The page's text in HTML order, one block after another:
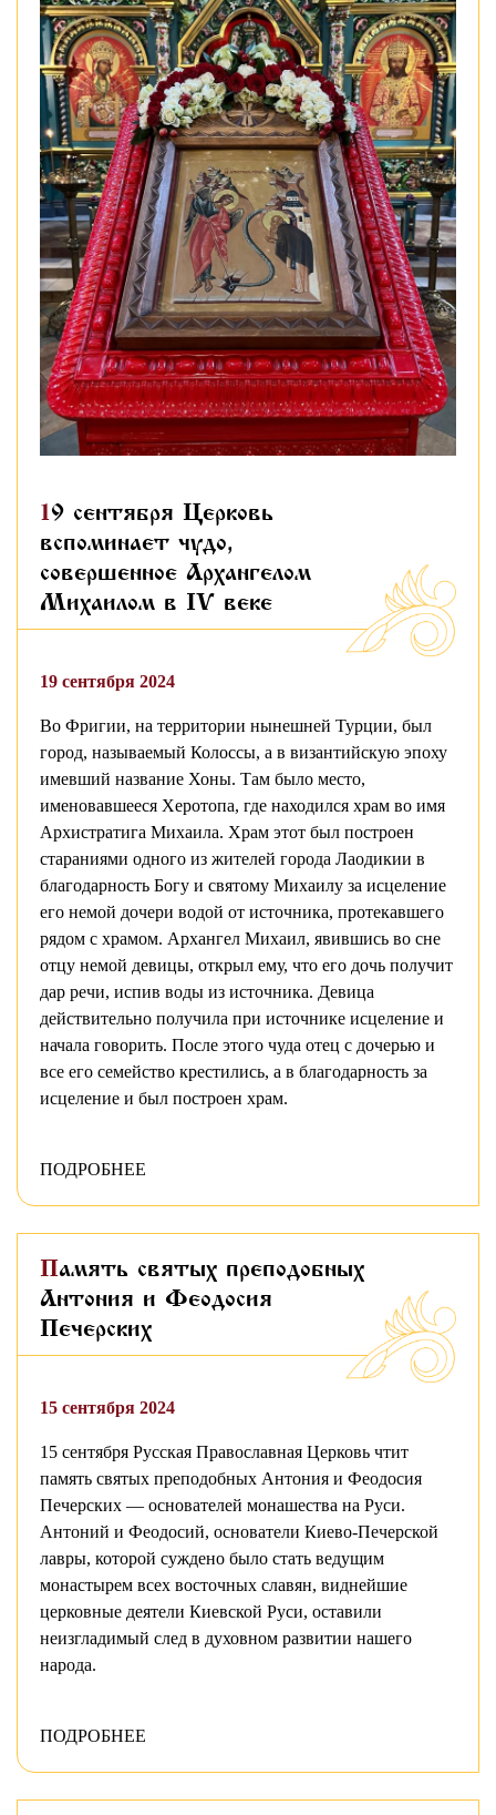
19 сентября Церковь
вспоминает чудо,
совершенное Архангелом
Михаилом в IV веке
19 сентября 2024
Во Фригии, на территории нынешней Турции, был
город, называемый Колоссы, а в византийскую эпоху
имевший название Хоны. Там было место,
именовавшееся Херотопа, где находился храм во имя
Архистратига Михаила. Храм этот был построен
стараниями одного из жителей города Лаодикии в
благодарность Богу и святому Михаилу за исцеление
его немой дочери водой от источника, протекавшего
рядом с храмом. Архангел Михаил, явившись во сне
отцу немой девицы, открыл ему, что его дочь получит
дар речи, испив воды из источника. Девица
действительно получила при источнике исцеление и
начала говорить. После этого чуда отец с дочерью и
все его семейство крестились, а в благодарность за
исцеление и был построен храм.
ПОДРОБНЕЕ
Память святых преподобных
Антония и Феодосия
Печерских
15 сентября 2024
15 сентября Русская Православная Церковь чтит
память святых преподобных Антония и Феодосия
Печерских — основателей монашества на Руси.
Антоний и Феодосий, основатели Киево-Печерской
лавры, которой суждено было стать ведущим
монастырем всех восточных славян, виднейшие
церковные деятели Киевской Руси, оставили
неизгладимый след в духовном развитии нашего
народа.
ПОДРОБНЕЕ